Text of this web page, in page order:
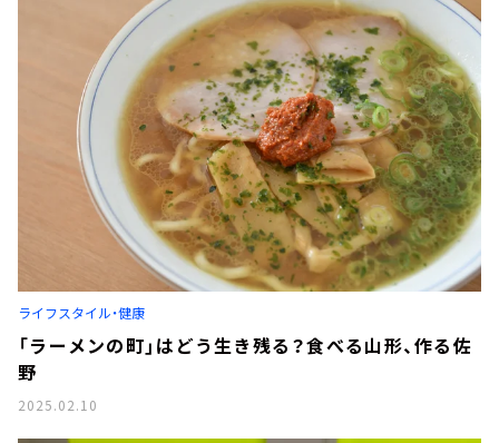
ライフスタイル・健康
「ラーメンの町」はどう生き残る？食べる山形、作る佐
野
2025.02.10